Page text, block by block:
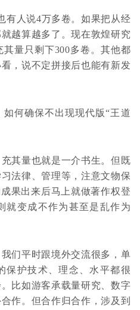
有人说4万多卷。如果把从经
越算越多了。现在敦煌研究
量只剩下300多卷。其他都
，说不定拼接后也能有新发
如何确保不出现现代版“王道
充其量也就是一介书生。但既
法律、管理等，注意文物保
果出来后马上就做著作权登
就变成不作为甚至是乱作为
们平时跟境外交流很多，单
保护技术、理念、水平都很
比如游客承载量研究、数字
作。但合作归合作，涉及到